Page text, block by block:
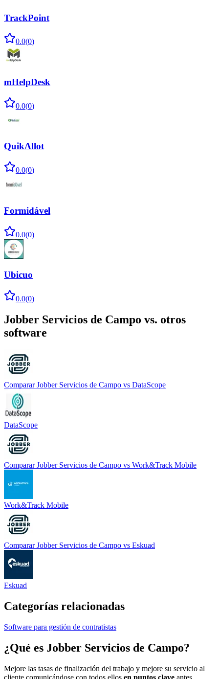
TrackPoint
0.0(0)
mHelpDesk
0.0(0)
QuikAllot
0.0(0)
Formidável
0.0(0)
Ubicuo
0.0(0)
Jobber Servicios de Campo vs. otros
software
Comparar Jobber Servicios de Campo vs DataScope
DataScope
Comparar Jobber Servicios de Campo vs Work&Track Mobile
Work&Track Mobile
Comparar Jobber Servicios de Campo vs Eskuad
Eskuad
Categorías relacionadas
Software para gestión de contratistas
¿Qué es Jobber Servicios de Campo?
Mejore las tasas de finalización del trabajo y mejore su servicio al
cliente comunicándose con todos ellos en puntos clave antes,